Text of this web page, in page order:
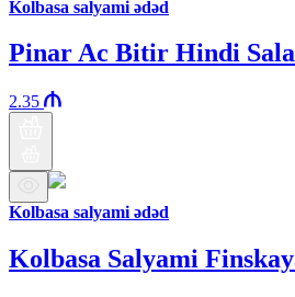
Kolbasa salyami ədəd
Pinar Ac Bitir Hindi
2.35
Kolbasa salyami ədəd
Kolbasa Salyami